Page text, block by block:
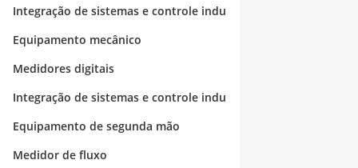
Integração de sistemas e controle indu
strial
Equipamento mecânico
Medidores digitais
Integração de sistemas e controle indu
strial
Equipamento de segunda mão
Medidor de fluxo